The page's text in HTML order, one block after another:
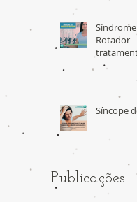
Rotador
Síncope
Publicações